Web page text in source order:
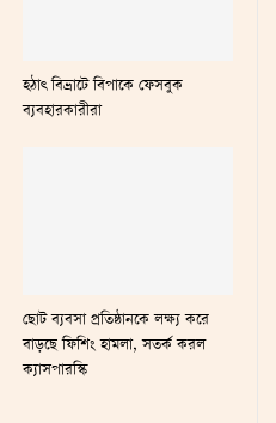
হঠাৎ বিভ্রাটে বিপাকে ফেসবুক
ব্যবহারকারীরা
ছোট ব্যবসা প্রতিষ্ঠানকে লক্ষ্য করে
বাড়ছে ফিশিং হামলা, সতর্ক করল
ক্যাসপারস্কি